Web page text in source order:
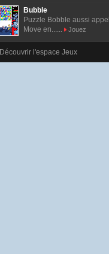
Bubble
Puzzle Bobble aussi
Move en......
Jouez
Découvrir l'espace Jeux